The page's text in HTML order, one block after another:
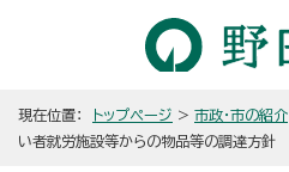
現在位置： トップページ > 市政・市の紹介
い者就労施設等からの物品等の調達方針